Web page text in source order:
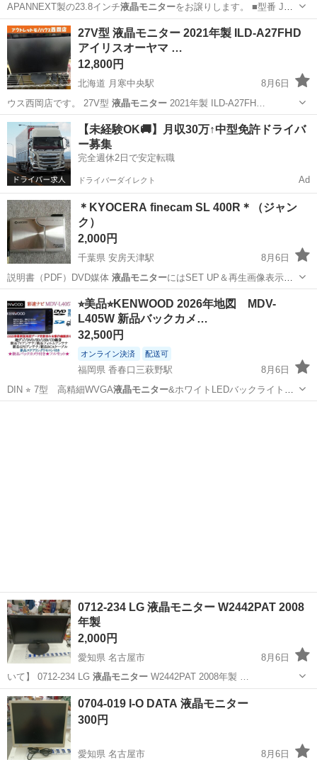
APANNEXT製の23.8インチ液晶モニターをお譲りします。 ■型番 JN-
…東京 墨田区 東向島駅 その他 JAPANNEXT
27V型 液晶モニター 2021年製 ILD-A27FHD
アイリスオーヤマ …
12,800円
北海道 月寒中央駅
8月6日
ウス西岡店です。 27V型 液晶モニター2021年製 ILD-A27FH…
北海道 札幌市 月寒中央駅 その他 27V
【未経験OK🚚】月収30万↑中型免許ドライバ
ー募集
完全週休2日で安定転職
ドライバーダイレクト Ad
＊KYOCERA finecam SL 400R＊（ジャン
ク）
2,000円
千葉県 安房天津駅
8月6日
説明書（PDF）DVD媒体 液晶モニターにはSET UP＆再生画像表示時
の…
安房天津駅 ACアダプター
⭐︎美品⭐︎KENWOOD 2026年地図 MDV-
L405W 新品バックカメ…
32,500円
オンライン決済 配送可
福岡県 香春口三萩野駅
8月6日
DIN ⭐︎ 7型 高精細WVGA液晶モニター&ホワイトLEDバックライト
⭐︎…
0712-234 LG 液晶モニター W2442PAT 2008
年製
2,000円
愛知県 名古屋市
8月6日
いて】 0712-234 LG 液晶モニターW2442PAT 2008年製 …
愛知 名古屋市 液晶モニター
0704-019 I-O DATA 液晶モニター
300円
愛知県 名古屋市
8月6日